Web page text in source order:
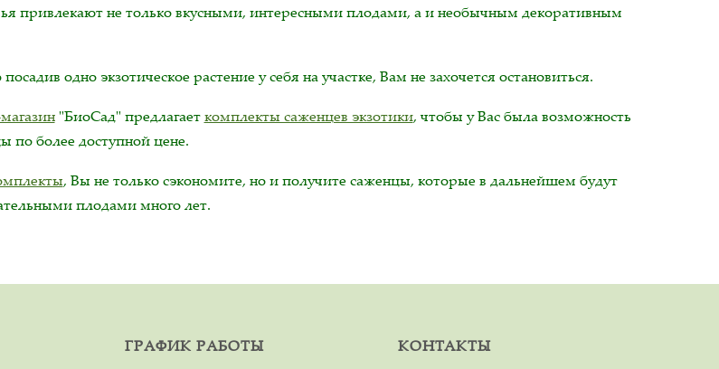
привлекают не только вкусными, интересными плодами, а и необычным декоративным
одно экзотическое растение у себя на участке, Вам не захочется остановиться.
"БиоСад" предлагаеткомплекты саженцев экзотики, чтобы у Вас была возможность
по более доступной цене.
, Вы не только сэкономите, но и получите саженцы, которые в дальнейшем будут
плодами много лет.
ГРАФИК РАБОТЫ КОНТАКТЫ